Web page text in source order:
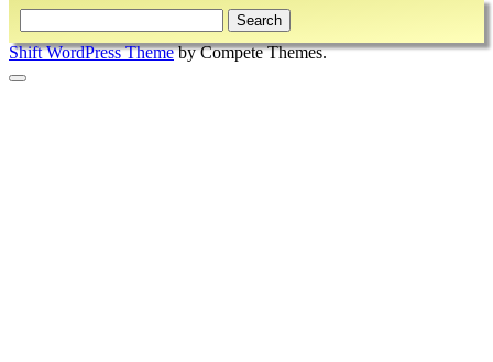
Sidebar
Shift WordPress Themeby Compete Themes.
Scroll